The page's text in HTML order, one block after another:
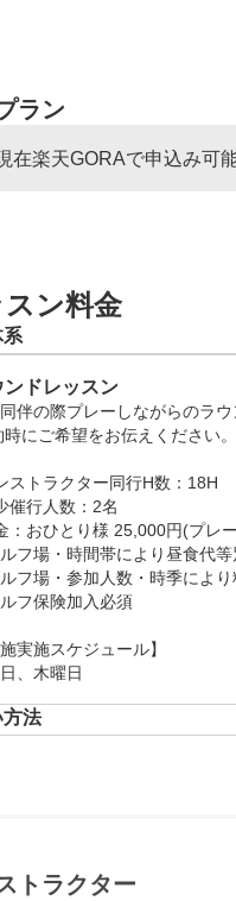
ラン
在楽天GORAで申込み可
スン料金
系
ンドレッスン
伴の際プレーしながらのラ
ストラクター同行H数：18H
催行人数：2名
：おひとり様 25,000円(プレ
フ場・時間帯により昼食代等
フ場・参加人数・時季により
フ保険加入必須
施実施スケジュール】
、木曜日
法
トラクター